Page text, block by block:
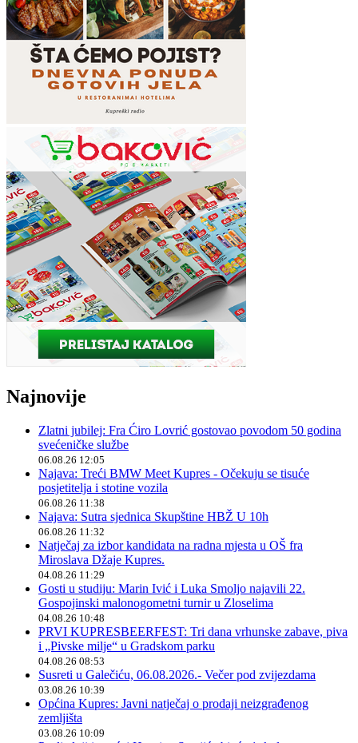
Najnovije
Zlatni jubilej: Fra Ćiro Lovrić gostovao povodom 50 godina
svećeničke službe
06.08.26 12:05
Najava: Treći BMW Meet Kupres - Očekuju se tisuće
posjetitelja i stotine vozila
06.08.26 11:38
Najava: Sutra sjednica Skupštine HBŽ U 10h
06.08.26 11:32
Natječaj za izbor kandidata na radna mjesta u OŠ fra
Miroslava Džaje Kupres.
04.08.26 11:29
Gosti u studiju: Marin Ivić i Luka Smoljo najavili 22.
Gospojinski malonogometni turnir u Zloselima
04.08.26 10:48
PRVI KUPRESBEERFEST: Tri dana vrhunske zabave, piva
i „Pivske milje“ u Gradskom parku
04.08.26 08:53
Susreti u Galečiću, 06.08.2026.- Večer pod zvijezdama
03.08.26 10:39
Općina Kupres: Javni natječaj o prodaji neizgrađenog
zemljišta
03.08.26 10:09